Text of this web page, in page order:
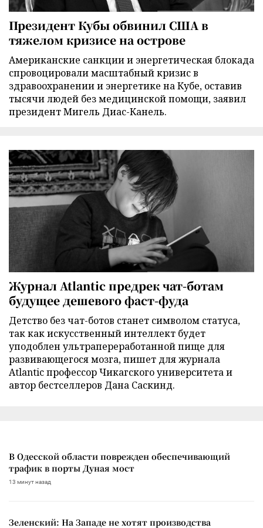
Президент Кубы обвинил США в
тяжелом кризисе на острове
Американские санкции и энергетическая блокада
спровоцировали масштабный кризис в
здравоохранении и энергетике на Кубе, оставив
тысячи людей без медицинской помощи, заявил
президент Мигель Диас-Канель.
Журнал Atlantic предрек чат-ботам
будущее дешевого фаст-фуда
Детство без чат-ботов станет символом статуса,
так как искусственный интеллект будет
уподоблен ультрапереработанной пище для
развивающегося мозга, пишет для журнала
Atlantic профессор Чикагского университета и
автор бестселлеров Дана Саскинд.
В Одесской области поврежден обеспечивающий
трафик в порты Дуная мост
13 минут назад
Зеленский: На Западе не хотят производства